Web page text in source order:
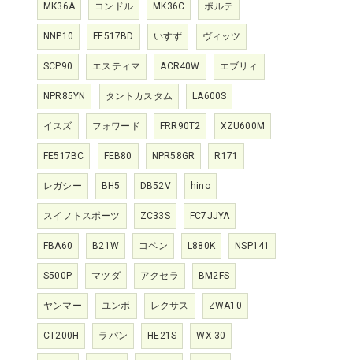
MK36A コンドル MK36C ポルテ
NNP10 FE517BD いすず ヴィッツ
SCP90 エスティマ ACR40W エブリィ
NPR85YN タントカスタム LA600S
イスズ フォワード FRR90T2 XZU600M
FE517BC FEB80 NPR58GR R171
レガシー BH5 DB52V hino
スイフトスポーツ ZC33S FC7JJYA
FBA60 B21W コペン L880K NSP141
S500P マツダ アクセラ BM2FS
ヤンマー ユンボ レクサス ZWA10
CT200H ラパン HE21S WX-30